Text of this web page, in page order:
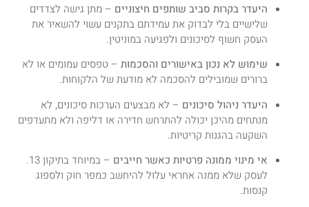
היעדר בקרות סביב שותפים חיצוניים – מתן גישה לצדדים
שלישיים בלי לבדוק את עמידתם בתקנים עשוי להשאיר את
העסק חשוף לסיכונים ולפגיעה במוניטין.
שימוש לא נכון באישורים והסכמות – טפסים עמומים או לא
ברורים שמובילים להסכמה לא מודעת של הלקוחות.
היעדר ניהול סיכונים – לא מבצעים הערכות סיכונים, לא
מנתחים מהיכן יכולה להתרחש חדירה או דליפה ולא מתעדפים
השקעה בהגנות קריטיות.
אי מינוי ממונה פרטיות כאשר חייבים
– במיוחד בתיקון 13.
לעסק שלא ממנה אחראי עלול להיחשב כמפר חוק ולספוג
קנסות.